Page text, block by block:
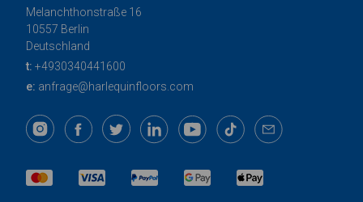
Melanchthonstraße 16
10557 Berlin
Deutschland
t: +4930340441600
e: anfrage@harlequinfloors.com